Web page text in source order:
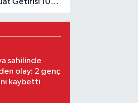
sahilinde
olay: 2 genç
kaybetti